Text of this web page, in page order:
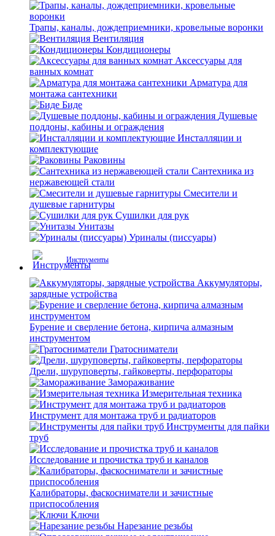
Трапы, каналы, дождеприемники, кровельные воронки
Вентиляция
Кондиционеры
Аксессуары для
ванных комнат
Арматура для
монтажа сантехники
Биде
Душевые
поддоны, кабины и ограждения
Инсталляции и
комплектующие
Раковины
Сантехника из
нержавеющей стали
Смесители и
душевые гарнитуры
Сушилки для рук
Унитазы
Уриналы (писсуары)
Инструменты
Аккумуляторы,
зарядные устройства
Бурение и сверление бетона, кирпича алмазным
инструментом
Гратосниматели
Дрели, шуруповерты, гайковерты, перфораторы
Замораживание
Измерительная техника
Инструмент для монтажа труб и радиаторов
Инструменты для пайки
труб
Исследование и прочистка труб и каналов
Калибраторы, фаскосниматели и зачистные
приспособления
Ключи
Нарезание резьбы